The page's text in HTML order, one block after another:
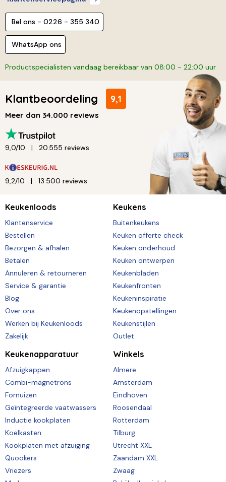
Bel ons - 0226 - 355 340
WhatsApp ons
Productspecialisten vandaag bereikbaar van 08:00 - 22:00 uur
Klantbeoordeling 9,1
Meer dan 34.000 reviews
9,0/10 20.555 reviews
9,2/10 13.500 reviews
Keukenloods
Klantenservice
Bestellen
Bezorgen & afhalen
Betalen
Annuleren & retourneren
Service & garantie
Blog
Over ons
Werken bij Keukenloods
Zakelijk
Keukens
Buitenkeukens
Keuken offerte check
Keuken onderhoud
Keuken ontwerpen
Keukenbladen
Keukenfronten
Keukeninspiratie
Keukenopstellingen
Keukenstijlen
Outlet
Keukenapparatuur
Afzuigkappen
Combi-magnetrons
Fornuizen
Geïntegreerde vaatwassers
Inductie kookplaten
Koelkasten
Kookplaten met afzuiging
Quookers
Vriezers
Winkels
Almere
Amsterdam
Eindhoven
Roosendaal
Rotterdam
Tilburg
Utrecht XXL
Zaandam XXL
Zwaag